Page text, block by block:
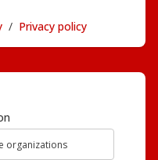
/ Privacy policy